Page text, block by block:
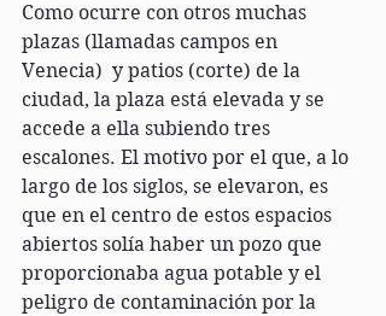
Como ocurre con otros muchas
plazas (llamadas campos en
Venecia)  y patios (corte) de la
ciudad, la plaza está elevada y se
accede a ella subiendo tres
escalones. El motivo por el que, a lo
largo de los siglos, se elevaron, es
que en el centro de estos espacios
abiertos solía haber un pozo que
proporcionaba agua potable y el
peligro de contaminación por la